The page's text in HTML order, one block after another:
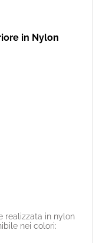
in Nylon
realizzata in nylon
nei colori: